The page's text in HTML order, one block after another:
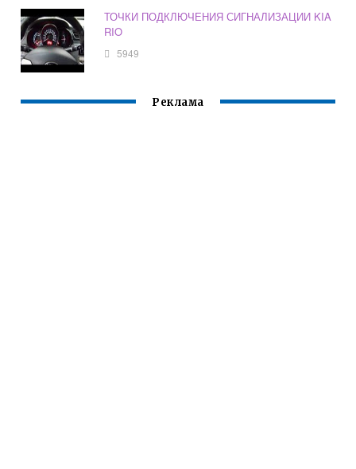
ТОЧКИ ПОДКЛЮЧЕНИЯ СИГНАЛИЗАЦИИ KIA
RIO
5949
Реклама